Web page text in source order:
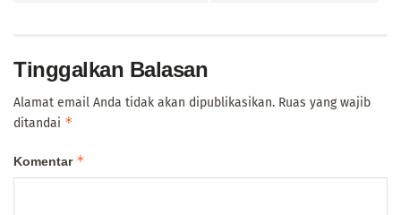
Tinggalkan Balasan
Alamat email Anda tidak akan dipublikasikan. Ruas yang wajib
ditandai *
Komentar *